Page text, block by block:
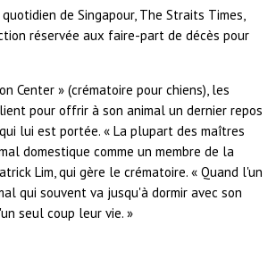
de Singapour, The Straits Times,
réservée aux faire-part de décès pour
Center » (crématoire pour chiens), les
pour offrir à son animal un dernier repos
lui est portée. « La plupart des maîtres
domestique comme un membre de la
Lim, qui gère le crématoire. « Quand l'un
qui souvent va jusqu'à dormir avec son
seul coup leur vie. »